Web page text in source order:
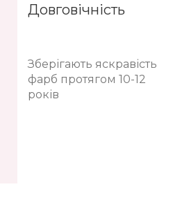
Довговічність
Зберігають яскравість
фарб протягом 10-12
років